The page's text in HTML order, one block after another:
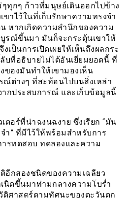
ทุกๆ ก้าวที่มนุษย์เดินออกไปข้าง
ขาไว้ในที่เก็บรักษาความทรงจำ
หากเกิดความสำนึกของความ
รณ์ขึ้นมา มันก็จะกระตุ้นเขาให้
เป็นการเปิดเผยให้เห็นถึงผลกระ
ที่อธิบายไม่ได้อันเยี่ยมยอดนี้ ที่
งของมันทำให้เขามองเห็น
ณ์ต่างๆ ที่สะท้อนไปบนสิ่งเหล่า
ากประสบการณ์ และเก็บข้อมูลนี้
ตอร์ที่น่าฉงนฉงาย ซึ่งเรียก “มัน
ำ” ที่มีไว้ให้พร้อมสำหรับการ
รทดสอบ ทดลองและความ
อีกสองชนิดของความเฉลียว
นิดขึ้นมาท่ามกลางความโบร่ำ
ศาสตร์ตามทัศนะของตะวันตก